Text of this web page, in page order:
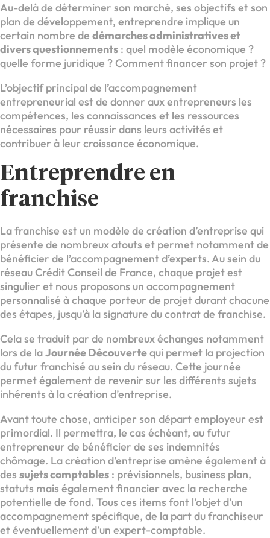
Au-delà de déterminer son marché, ses objectifs et son
plan de développement, entreprendre implique un
certain nombre de démarches administratives et
divers questionnements : quel modèle économique ?
quelle forme juridique ? Comment financer son projet ?
L’objectif principal de l’accompagnement
entrepreneurial est de donner aux entrepreneurs les
compétences, les connaissances et les ressources
nécessaires pour réussir dans leurs activités et
contribuer à leur croissance économique.
Entreprendre en
franchise
La franchise est un modèle de création d’entreprise qui
présente de nombreux atouts et permet notamment de
bénéficier de l’accompagnement d’experts. Au sein du
réseauCrédit Conseil de France, chaque projet est
singulier et nous proposons un accompagnement
personnalisé à chaque porteur de projet durant chacune
des étapes, jusqu’à la signature du contrat de franchise.
Cela se traduit par de nombreux échanges notamment
lors de laJournée Découvertequi permet la projection
du futur franchisé au sein du réseau. Cette journée
permet également de revenir sur les différents sujets
inhérents à la création d’entreprise.
Avant toute chose, anticiper son départ employeur est
primordial. Il permettra, le cas échéant, au futur
entrepreneur de bénéficier de ses indemnités
chômage. La création d’entreprise amène également à
des sujets comptables : prévisionnels, business plan,
statuts mais également financier avec la recherche
potentielle de fond. Tous ces items font l’objet d’un
accompagnement spécifique, de la part du franchiseur
et éventuellement d’un expert-comptable.